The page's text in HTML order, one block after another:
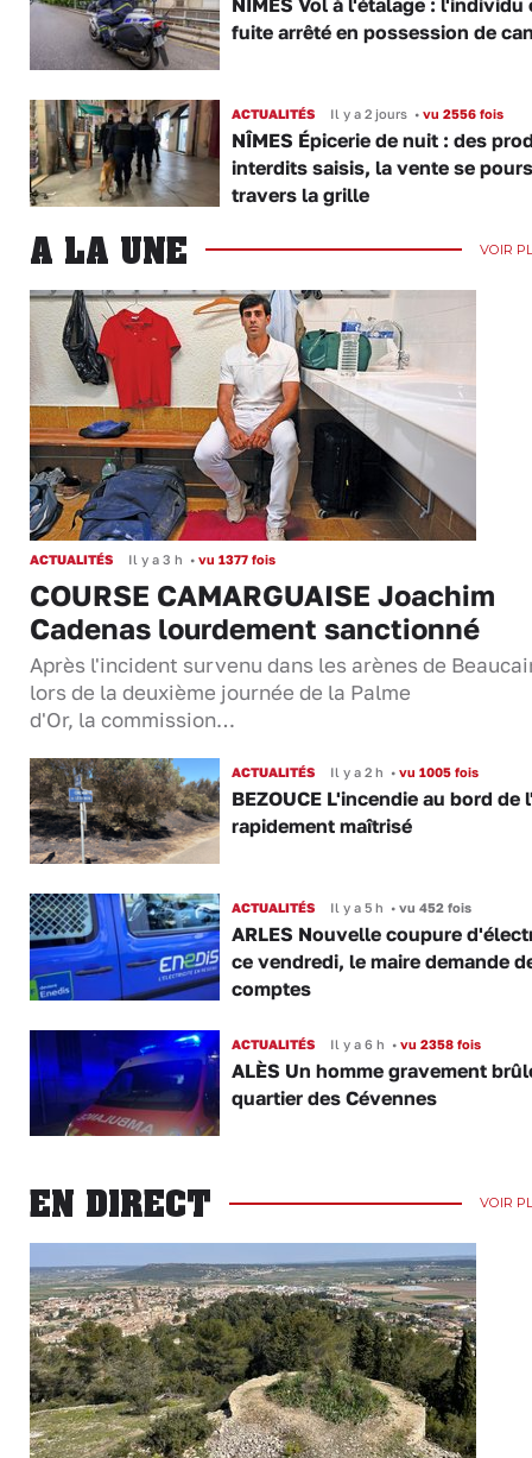
fuite arrêté en possession de
ACTUALITÉS Il y a 2 jours •vu 2556 fois
NÎMES Épicerie de nuit : des
interdits saisis, la vente se
travers la grille
A LA UNE VOIR
ACTUALITÉS Il y a 3 h • vu 1377 fois
COURSE CAMARGUAISE Joachim
Cadenas lourdement sanctionné
Après l'incident survenu dans les arènes de
lors de la deuxième journée de la Palme
d'Or, la commission…
ACTUALITÉS Il y a 2 h •vu 1005 fois
BEZOUCE L'incendie au bord de
rapidement maîtrisé
ACTUALITÉS Il y a 5 h •vu 452 fois
ARLES Nouvelle coupure
ce vendredi, le maire demande
comptes
ACTUALITÉS Il y a 6 h •vu 2358 fois
ALÈS Un homme gravement
quartier des Cévennes
EN DIRECT VOIR